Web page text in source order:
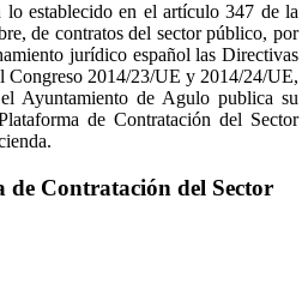
lo establecido en el artículo 347 de la
de contratos del sector público, por
jurídico español las Directivas
Congreso 2014/23/UE y 2014/24/UE,
Ayuntamiento de Agulo publica su
de Contratación del Sector
de Contratación del Sector